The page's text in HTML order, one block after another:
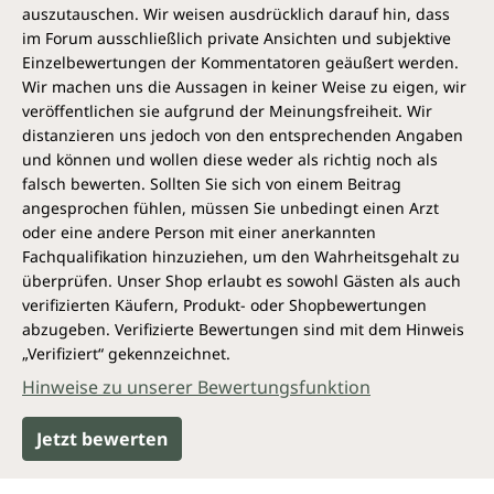
Wirkungsspektrum*
DHA¹ (Docosahexaensäure)
trägt bei zu:
einer normalen Sehkraft
einer normalen Gehirnfunktion
¹ Die positive Wirkung stellt sich bei einer täglichen
Aufnahme von 250 mg DHA ein.
EPA² (Eicosapentaensäure) und DHA¹
(Docosahexaensäure)
Aufrechterhaltung eines normalen
auszutauschen. Wir weisen ausdrücklich darauf hin, dass
im Forum ausschließlich private Ansichten und subjektive
Einzelbewertungen der Kommentatoren geäußert werden.
Wir machen uns die Aussagen in keiner Weise zu eigen, wir
veröffentlichen sie aufgrund der Meinungsfreiheit. Wir
distanzieren uns jedoch von den entsprechenden Angaben
und können und wollen diese weder als richtig noch als
falsch bewerten. Sollten Sie sich von einem Beitrag
angesprochen fühlen, müssen Sie unbedingt einen Arzt
oder eine andere Person mit einer anerkannten
Fachqualifikation hinzuziehen, um den Wahrheitsgehalt zu
überprüfen. Unser Shop erlaubt es sowohl Gästen als auch
verifizierten Käufern, Produkt- oder Shopbewertungen
abzugeben. Verifizierte Bewertungen sind mit dem Hinweis
„Verifiziert“ gekennzeichnet.
Hinweise zu unserer Bewertungsfunktion
Jetzt bewerten